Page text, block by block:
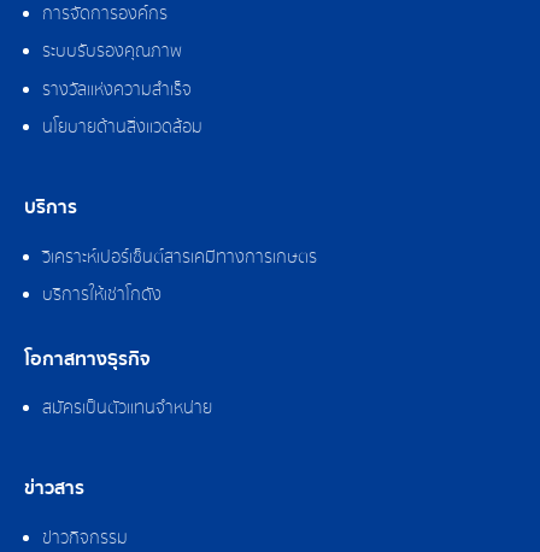
การจัดการองค์กร
ระบบรับรองคุณภาพ
รางวัลแห่งความสำเร็จ
นโยบายด้านสิ่งแวดล้อม
บริการ
วิเคราะห์เปอร์เซ็นต์สารเคมีทางการเกษตร
บริการให้เช่าโกดัง
โอกาสทางธุรกิจ
สมัครเป็นตัวแทนจำหน่าย
ข่าวสาร
ข่าวกิจกรรม